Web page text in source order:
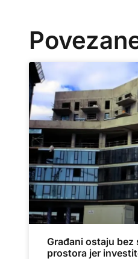
Građani ostaju
prostora jer